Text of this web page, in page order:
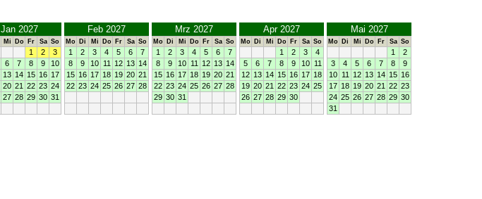
Jan 2027
Mi Do Fr Sa So
1 2
3
6 7 8 9
10
13 14 15 16 17
20 21 22 23 24
27 28 29 30 31
Feb 2027
Mo Di Mi Do Fr Sa So
1 2 3 4 5 6
7
8
9 10 11 12 13 14
15 16 17 18 19 20 21
22 23 24 25 26 27 28
Mrz 2027
Mo Di Mi Do Fr Sa So
1 2 3 4 5 6
7
8
9 10 11 12 13 14
15 16 17 18 19 20 21
22 23 24 25 26 27 28
29 30 31
Apr 2027
Mo Di Mi Do Fr Sa So
1 2 3
4
5
6 7 8 9 10 11
12 13 14 15 16 17 18
19 20 21 22 23 24 25
26 27 28 29 30
Mai 2027
Mo Di Mi Do Fr Sa So
1
2
3
4 5 6 7 8
9
10 11 12 13 14 15 16
17 18 19 20 21 22 23
24 25 26 27 28 29 30
31